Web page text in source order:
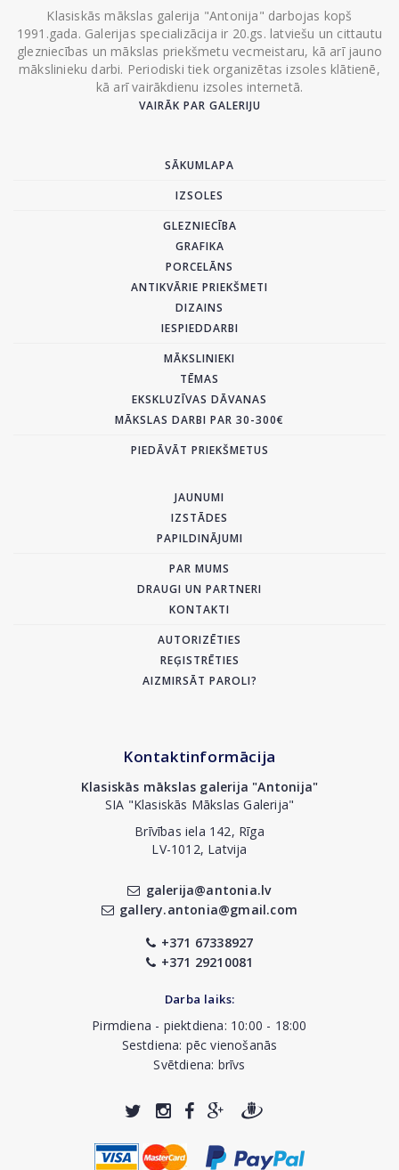
Klasiskās mākslas galerija "Antonija" darbojas kopš
1991.gada. Galerijas specializācija ir 20.gs. latviešu un cittautu
glezniecības un mākslas priekšmetu vecmeistaru, kā arī jauno
mākslinieku darbi. Periodiski tiek organizētas izsoles klātienē,
kā arī vairākdienu izsoles internetā.
VAIRĀK PAR GALERIJU
SĀKUMLAPA
IZSOLES
GLEZNIECĪBA
GRAFIKA
PORCELĀNS
ANTIKVĀRIE PRIEKŠMETI
DIZAINS
IESPIEDDARBI
MĀKSLINIEKI
TĒMAS
EKSKLUZĪVAS DĀVANAS
MĀKSLAS DARBI PAR 30-300€
PIEDĀVĀT PRIEKŠMETUS
JAUNUMI
IZSTĀDES
PAPILDINĀJUMI
PAR MUMS
DRAUGI UN PARTNERI
KONTAKTI
AUTORIZĒTIES
REĢISTRĒTIES
AIZMIRSĀT PAROLI?
Kontaktinformācija
Klasiskās mākslas galerija "Antonija"
SIA "Klasiskās Mākslas Galerija"
Brīvības iela 142, Rīga
LV-1012, Latvija
galerija@antonia.lv
gallery.antonia@gmail.com
+371 67338927
+371 29210081
Darba laiks:
Pirmdiena - piektdiena: 10:00 - 18:00
Sestdiena: pēc vienošanās
Svētdiena: brīvs